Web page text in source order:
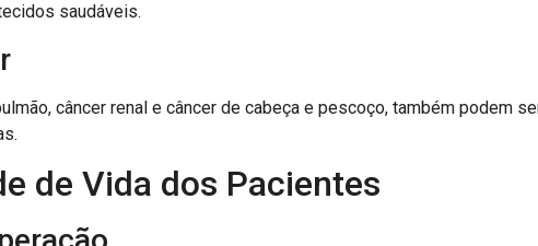
saudáveis.
câncer renal e câncer de cabeça e pescoço, também podem
de Vida dos Pacientes